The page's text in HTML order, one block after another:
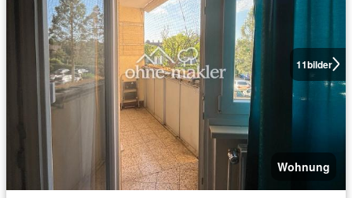
11bilder
Wohnung